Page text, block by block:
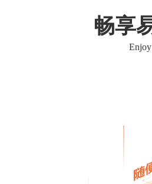
畅享
Enjoy